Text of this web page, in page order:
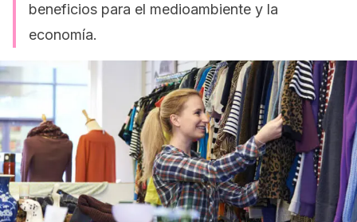
beneficios para el medioambiente y la
economía.